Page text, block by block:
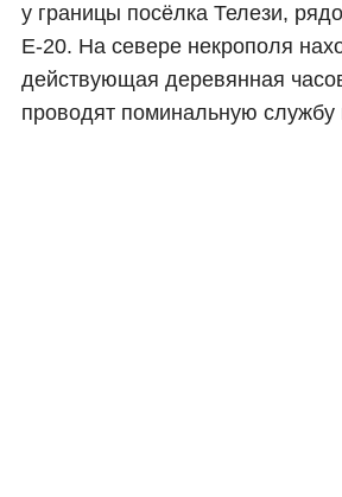
у границы посёлка Телези,
Е-20. На севере некрополя
действующая деревянная
проводят поминальную службу